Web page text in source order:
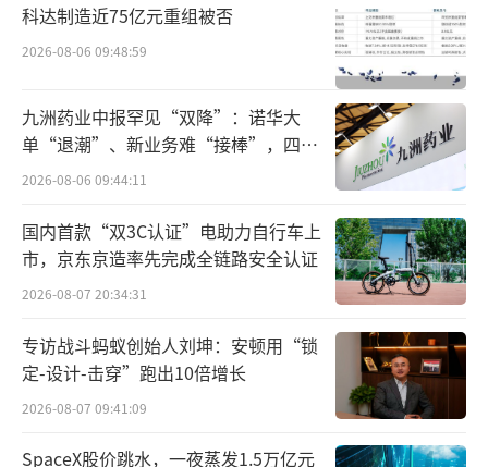
海外销量正成为增长的重要引擎。今年1—9
月，比亚迪海外销量达70.16万辆，同比激增13
2%，远超2024年全年海外销量总和。
实际上，2025年二季度公司就已显露增收
不增利的态势。财报显示，比亚迪二季度营收
达2009.2亿元，同比增长14%，然而净利润仅
为63.6亿元，同比下滑29.9%，这也是自2022
年以来比亚迪首次出现季度利润下滑。二季度
比亚迪毛利率为16.3%，三季度虽回升至17.
9%，但仍处近年低位。
此外，应付账款账期缩短也进一步加剧财
务压力。今年6月，比亚迪曾宣布，将供应商支
科达制造近75亿元重组被否
2026-08-06 09:48:59
九洲药业中报罕见“双降”：诺华大
单“退潮”、新业务难“接棒”，四大
难关待闯
2026-08-06 09:44:11
国内首款“双3C认证”电助力自行车上
市，京东京造率先完成全链路安全认证
2026-08-07 20:34:31
专访战斗蚂蚁创始人刘坤：安顿用“锁
定-设计-击穿”跑出10倍增长
2026-08-07 09:41:09
SpaceX股价跳水，一夜蒸发1.5万亿元